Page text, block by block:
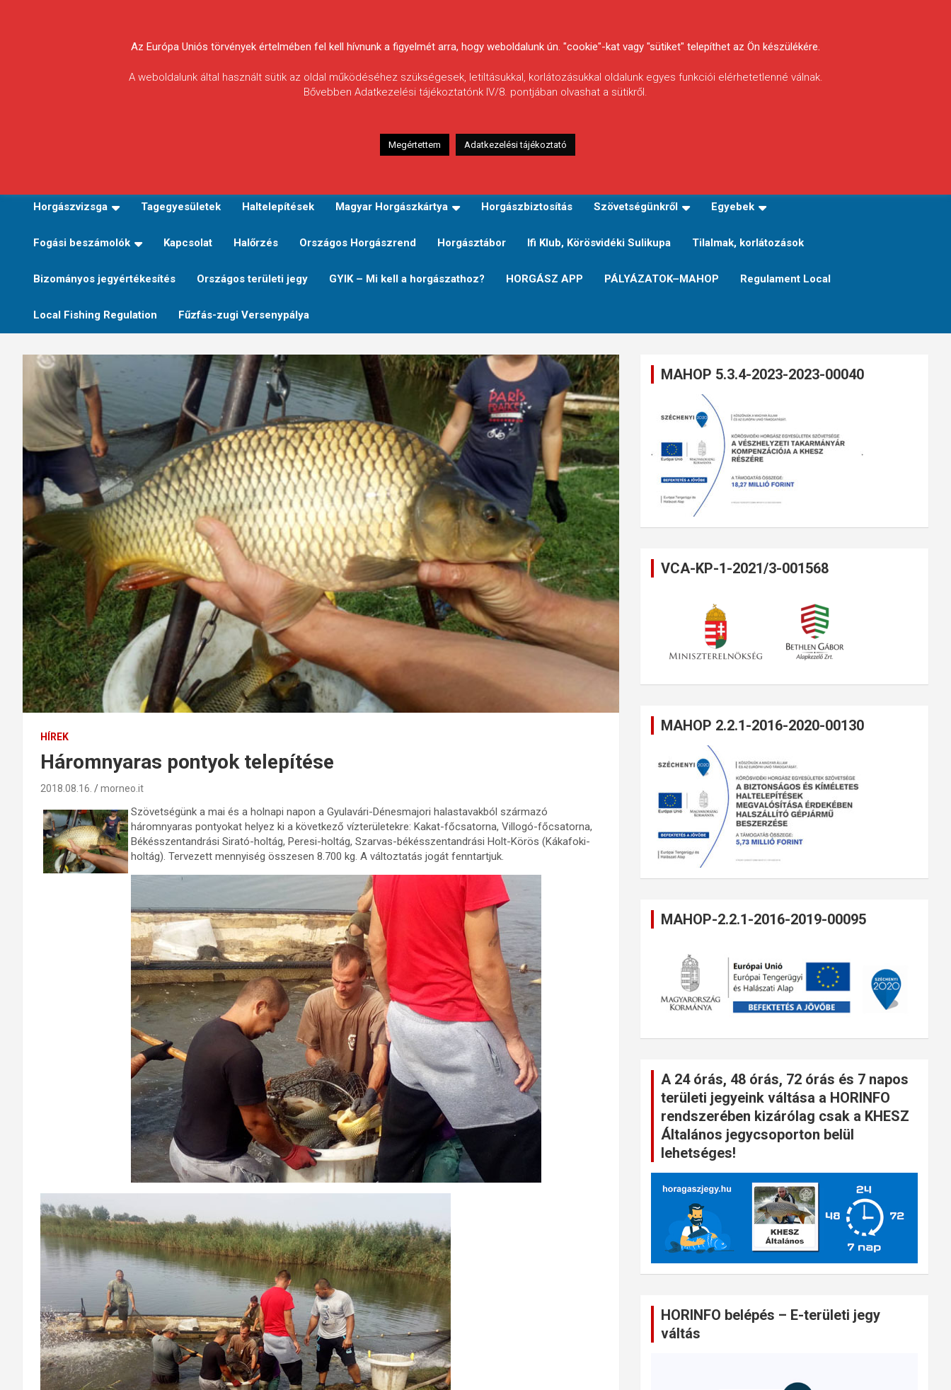
Körösvidéki Horgász
Egyesületek
Horgászvizsga Tagegyesületek Haltelepítések Magyar Horgászkártya Horgászbiztosítás Szövetségünkről Egyebek
Fogási beszámolók Kapcsolat Halőrzés Országos Horgászrend Horgásztábor Ifi Klub, Körösvidéki Sulikupa Tilalmak, korlátozások
Bizományos jegyértékesítés Országos területi jegy GYIK – Mi kell a horgászathoz? HORGÁSZ APP PÁLYÁZATOK–MAHOP Regulament Local
Local Fishing Regulation Fűzfás-zugi Versenypálya
HÍREK
Háromnyaras pontyok telepítése
2018.08.16. morneo.it
Szövetségünk a mai és a holnapi napon a Gyulavári-Dénesmajori halastavakból származó
háromnyaras pontyokat helyez ki a következő vízterületekre: Kakat-főcsatorna, Villogó-főcsatorna,
Békésszentandrási Sirató-holtág, Peresi-holtág, Szarvas-békésszentandrási Holt-Körös (Kákafoki-
holtág). Tervezett mennyiség összesen 8.700 kg. A változtatás jogát fenntartjuk.
MAHOP 5.3.4-2023-2023-00040
VCA-KP-1-2021/3-001568
MAHOP 2.2.1-2016-2020-00130
MAHOP-2.2.1-2016-2019-00095
A 24 órás, 48 órás, 72 órás és 7 napos
területi jegyeink váltása a HORINFO
rendszerében kizárólag csak a KHESZ
Általános jegycsoporton belül
lehetséges!
HORINFO belépés – E-területi jegy
váltás
Az Európa Uniós törvények értelmében fel kell hívnunk a figyelmét arra, hogy weboldalunk ún. "cookie"-kat vagy "sütiket" telepíthet az Ön készülékére.
A weboldalunk által használt sütik az oldal működéséhez szükségesek, letiltásukkal, korlátozásukkal oldalunk egyes funkciói elérhetetlenné válnak.
Bővebben Adatkezelési tájékoztatónk IV/8. pontjában olvashat a sütikről.
Megértettem Adatkezelési tájékoztató